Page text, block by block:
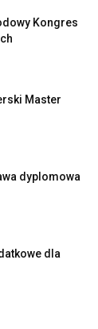
Kongres
Master
dyplomowa
dla